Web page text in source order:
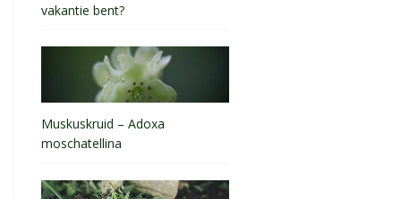
vakantie bent?
Muskuskruid – Adoxa
moschatellina